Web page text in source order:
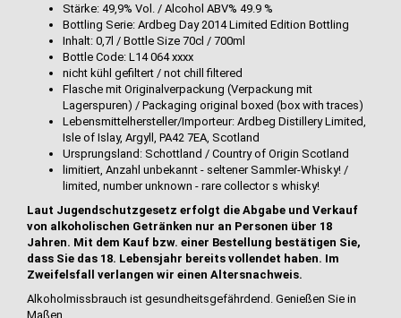
Stärke: 49,9% Vol. / Alcohol ABV% 49.9 %
Bottling Serie: Ardbeg Day 2014 Limited Edition Bottling
Inhalt: 0,7l / Bottle Size 70cl / 700ml
Bottle Code: L14 064 xxxx
nicht kühl gefiltert / not chill filtered
Flasche mit Originalverpackung (Verpackung mit
Lagerspuren) / Packaging original boxed (box with traces)
Lebensmittelhersteller/Importeur: Ardbeg Distillery Limited,
Isle of Islay, Argyll, PA42 7EA, Scotland
Ursprungsland: Schottland / Country of Origin Scotland
limitiert, Anzahl unbekannt - seltener Sammler-Whisky! /
limited, number unknown - rare collector s whisky!
Laut Jugendschutzgesetz erfolgt die Abgabe und Verkauf
von alkoholischen Getränken nur an Personen über 18
Jahren. Mit dem Kauf bzw. einer Bestellung bestätigen Sie,
dass Sie das 18. Lebensjahr bereits vollendet haben. Im
Zweifelsfall verlangen wir einen Altersnachweis.
Alkoholmissbrauch ist gesundheitsgefährdend. Genießen Sie in
Maßen.